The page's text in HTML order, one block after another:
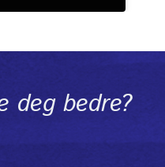
deg bedre?